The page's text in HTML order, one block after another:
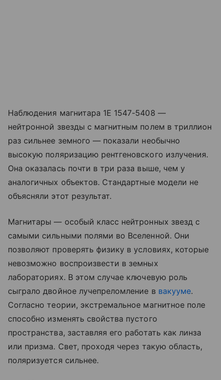
Наблюдения магнитара 1E 1547-5408 —
нейтронной звезды с магнитным полем в триллион
раз сильнее земного — показали необычно
высокую поляризацию рентгеновского излучения.
Она оказалась почти в три раза выше, чем у
аналогичных объектов. Стандартные модели не
объясняли этот результат.
Магнитары — особый класс нейтронных звезд с
самыми сильными полями во Вселенной. Они
позволяют проверять физику в условиях, которые
невозможно воспроизвести в земных
лабораториях. В этом случае ключевую роль
сыграло двойное лучепреломление в вакууме.
Согласно теории, экстремальное магнитное поле
способно изменять свойства пустого
пространства, заставляя его работать как линза
или призма. Свет, проходя через такую область,
поляризуется сильнее.